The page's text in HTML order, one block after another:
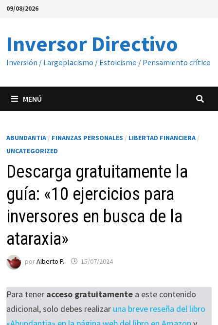
Saltar
09/08/2026
Inversor Directivo
Inversión / Largoplacismo / Estoicismo / Pensamiento crítico
MENÚ
ABUNDANTIA/ FINANZAS PERSONALES / LIBERTAD FINANCIERA/
UNCATEGORIZED
Descarga gratuitamente la
guía: «10 ejercicios para
inversores en busca de la
ataraxia»
porAlberto P. 15/07/2024
Para tener acceso gratuitamentea este contenido
adicional, solo debes realizar una breve reseña del libro